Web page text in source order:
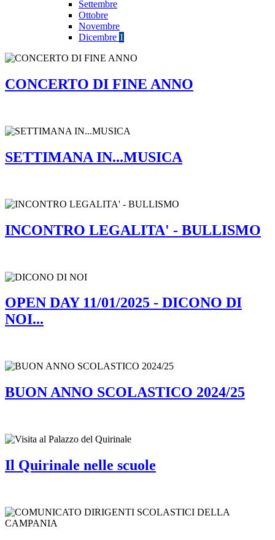
Settembre
Ottobre
Novembre
Dicembre 1
CONCERTO DI FINE ANNO
SETTIMANA IN...MUSICA
INCONTRO LEGALITA' - BULLISMO
OPEN DAY 11/01/2025 - DICONO DI
NOI...
BUON ANNO SCOLASTICO 2024/25
Il Quirinale nelle scuole